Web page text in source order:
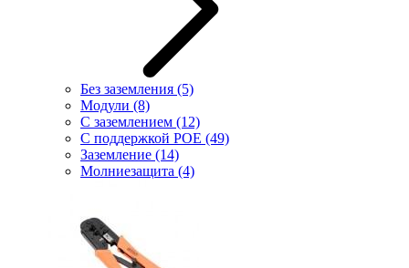
Без заземления (5)
Модули (8)
С заземлением (12)
С поддержкой POE (49)
Заземление (14)
Молниезащита (4)